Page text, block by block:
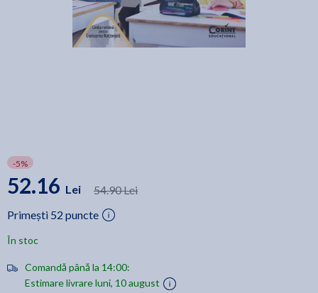
-5%
52.16 Lei
54.90 Lei
Primești 52 puncte
În stoc
Comandă până la 14:00:
Estimare livrare luni, 10 august